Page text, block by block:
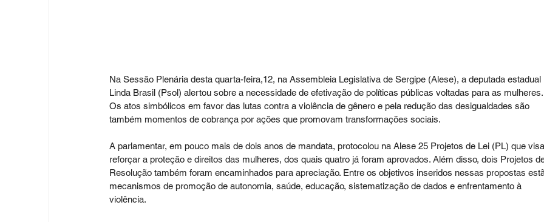
Na Sessão Plenária desta quarta-feira,12, na Assembleia Legislativa de Sergipe (Alese), a deputada estadual
Linda Brasil (Psol) alertou sobre a necessidade de efetivação de políticas públicas voltadas para as
Os atos simbólicos em favor das lutas contra a violência de gênero e pela redução das desigualdades são
também momentos de cobrança por ações que promovam transformações sociais.
A parlamentar, em pouco mais de dois anos de mandata, protocolou na Alese 25 Projetos de Lei (PL) que
reforçar a proteção e direitos das mulheres, dos quais quatro já foram aprovados. Além disso, dois Projetos
Resolução também foram encaminhados para apreciação. Entre os objetivos inseridos nessas propostas
mecanismos de promoção de autonomia, saúde, educação, sistematização de dados e enfrentamento à
violência.